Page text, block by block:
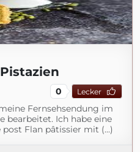
0 Lecker
Fernsehsendung im
bearbeitet. Ich habe eine
post Flan pâtissier mit (...)